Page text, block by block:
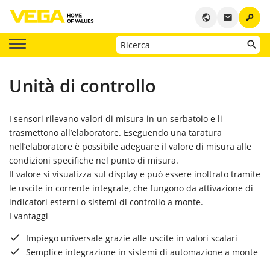
key
email
public
Unità di controllo
I sensori rilevano valori di misura in un serbatoio e li
trasmettono all’elaboratore. Eseguendo una taratura
nell’elaboratore è possibile adeguare il valore di misura alle
condizioni specifiche nel punto di misura.
Il valore si visualizza sul display e può essere inoltrato tramite
le uscite in corrente integrate, che fungono da attivazione di
indicatori esterni o sistemi di controllo a monte.
I vantaggi
Impiego universale grazie alle uscite in valori scalari
Semplice integrazione in sistemi di automazione a monte